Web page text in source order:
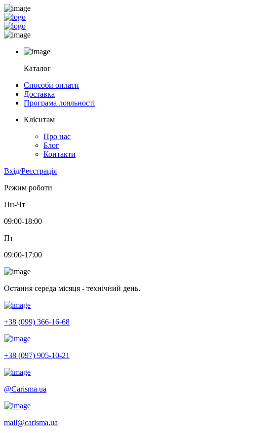
Каталог
Способи оплати
Доставка
Програма лояльності
Клієнтам
Про нас
Блог
Контакти
Вхід/Реєстрація
Режим роботи
Пн-Чт
09:00-18:00
Пт
09:00-17:00
Остання середа місяця - технічний день.
+38 (099) 366-16-68
+38 (097) 905-10-21
@Carisma.ua
mail@carisma.ua